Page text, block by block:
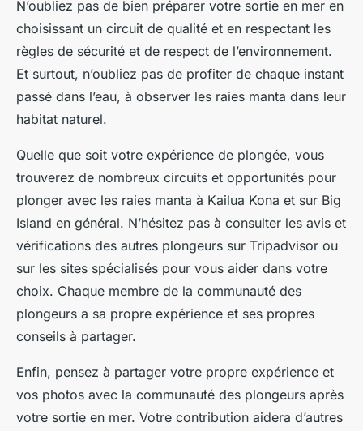
N’oubliez pas de bien préparer votre sortie en mer en
choisissant un circuit de qualité et en respectant les
règles de sécurité et de respect de l’environnement.
Et surtout, n’oubliez pas de profiter de chaque instant
passé dans l’eau, à observer les raies manta dans leur
habitat naturel.
Quelle que soit votre expérience de plongée, vous
trouverez de nombreux circuits et opportunités pour
plonger avec les raies manta à Kailua Kona et sur Big
Island en général. N’hésitez pas à consulter les avis et
vérifications des autres plongeurs sur Tripadvisor ou
sur les sites spécialisés pour vous aider dans votre
choix. Chaque membre de la communauté des
plongeurs a sa propre expérience et ses propres
conseils à partager.
Enfin, pensez à partager votre propre expérience et
vos photos avec la communauté des plongeurs après
votre sortie en mer. Votre contribution aidera d’autres